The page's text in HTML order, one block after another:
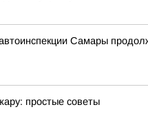
Самары
простые советы